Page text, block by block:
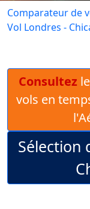
Comparateur de
Vol Londres -
Consultez
vols en
Sélection